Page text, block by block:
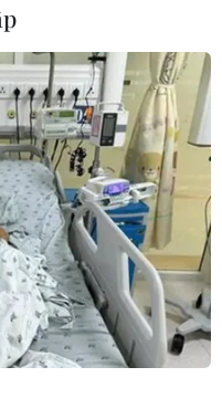
cửa và khoảng
vào viện trợ nhân
(Vietnam+)